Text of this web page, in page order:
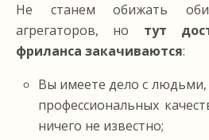
Не станем обижать
агрегаторов, но тут
фриланса закачиваются:
Вы имеете дело с людьми,
профессиональных
ничего не известно;